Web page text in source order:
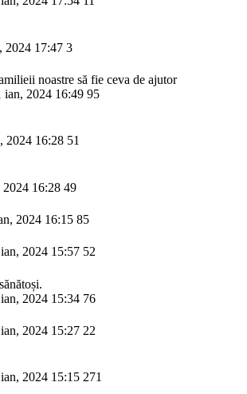
2024 17:47 3
noastre să fie ceva de ajutor
ian, 2024 16:49 95
2024 16:28 51
2024 16:28 49
2024 16:15 85
2024 15:57 52
2024 15:34 76
2024 15:27 22
2024 15:15 271